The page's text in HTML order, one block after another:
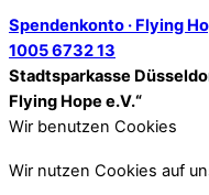
Spendenkonto · Flying
1005 6732 13
Stadtsparkasse
Flying Hope e.V.“
Wir benutzen Cookies
Wir nutzen Cookies auf